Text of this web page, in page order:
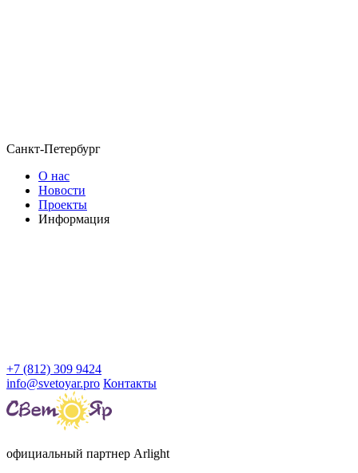
Санкт-Петербург
О нас
Новости
Проекты
Информация
+7 (812) 309 9424
info@svetoyar.pro Контакты
официальный партнер Arlight